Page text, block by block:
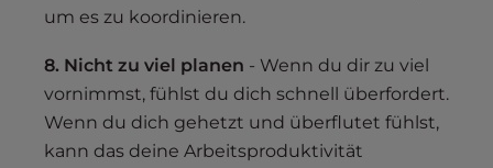
um es zu koordinieren.
8. Nicht zu viel planen - Wenn du dir zu viel
vornimmst, fühlst du dich schnell überfordert.
Wenn du dich gehetzt und überflutet fühlst,
kann das deine Arbeitsproduktivität